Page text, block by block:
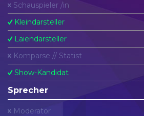
Schauspieler /in
Kleindarsteller
Laiendarsteller
Komparse // Statist
Show-Kandidat
Sprecher
Moderator